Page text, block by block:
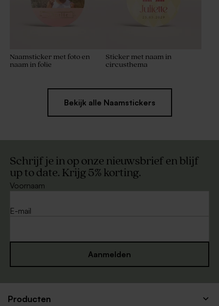
Naamsticker met foto en
naam in folie
Sticker met naam in
circusthema
Bekijk alle Naamstickers
Schrijf je in op onze nieuwsbrief en blijf
up to date. Krijg 5% korting.
Voornaam
E-mail
Aanmelden
Producten